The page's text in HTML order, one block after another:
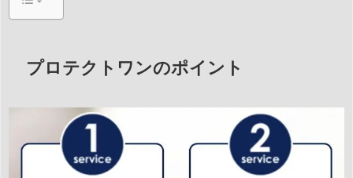
プロテクトワンのポイント